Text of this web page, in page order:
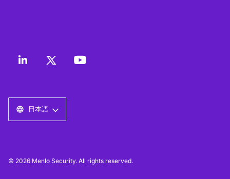
日本語
© 2026 Menlo Security. All rights reserved.